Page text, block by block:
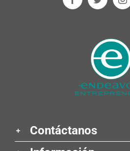
Contáctanos